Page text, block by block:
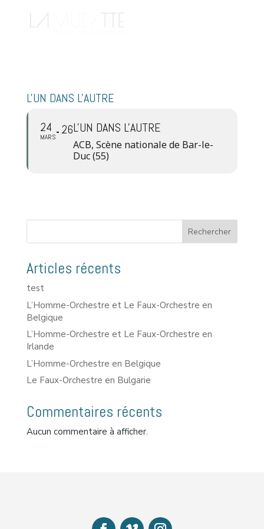
L'UN DANS L'AUTRE
24
MARS 26L'UN DANS L'AUTRE
ACB, Scène nationale de Bar-le-
Duc (55)
Rechercher
Articles récents
test
L’Homme-Orchestre et Le Faux-Orchestre en
Belgique
L’Homme-Orchestre et Le Faux-Orchestre en
Irlande
L’Homme-Orchestre en Belgique
Le Faux-Orchestre en Bulgarie
Commentaires récents
Aucun commentaire à afficher.